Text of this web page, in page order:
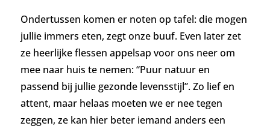
Ondertussen komen er noten op tafel: die mogen
jullie immers eten, zegt onze buuf. Even later zet
ze heerlijke flessen appelsap voor ons neer om
mee naar huis te nemen: “Puur natuur en
passend bij jullie gezonde levensstijl”. Zo lief en
attent, maar helaas moeten we er nee tegen
zeggen, ze kan hier beter iemand anders een